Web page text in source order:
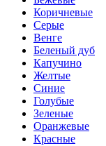
Коричневые
Серые
Венге
Беленый дуб
Капучино
Желтые
Синие
Голубые
Зеленые
Оранжевые
Красные